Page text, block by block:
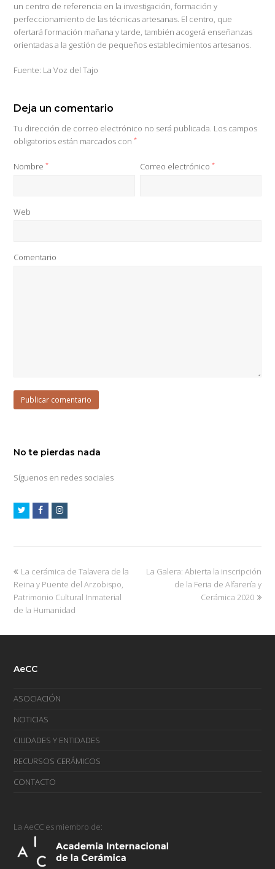
un centro de referencia en la investigación, formación y
perfeccionamiento de las técnicas artesanas. El centro, que
ofertará formación mañana y tarde, también acogerá enseñanzas
orientadas a la gestión de pequeños establecimientos artesanos.
Fuente: La Voz del Tajo
Deja un comentario
Tu dirección de correo electrónico no será publicada. Los campos
obligatorios están marcados con*
Nombre* Correo electrónico*
Web
Comentario
No te pierdas nada
Síguenos en redes sociales
La cerámica de Talavera de la
Reina y Puente del Arzobispo,
Patrimonio Cultural Inmaterial
de la Humanidad
La Galera: Abierta la inscripción
de la Feria de Alfarería y
Cerámica 2020
AeCC
ASOCIACIÓN
NOTICIAS
CIUDADES Y ENTIDADES
RECURSOS CERÁMICOS
CONTACTO
La AeCC es miembro de: